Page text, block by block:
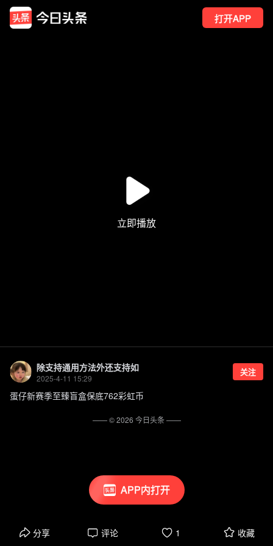
打开APP
APP内打开
除支持通用方法外还支持如
2025-4-11 15:29
关注
蛋仔新赛季至臻盲盒保底762彩虹币
分享 评论 1 收藏
—— ©2026 今日头条——